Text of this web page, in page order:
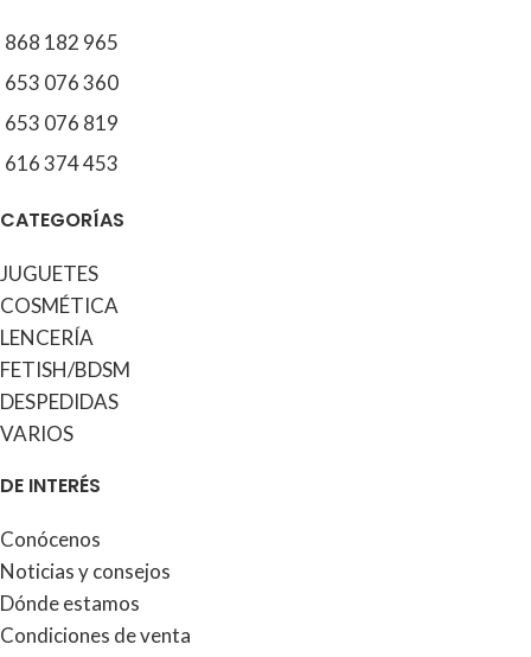
868 182 965
653 076 360
653 076 819
616 374 453
CATEGORÍAS
JUGUETES
COSMÉTICA
LENCERÍA
FETISH/BDSM
DESPEDIDAS
VARIOS
DE INTERÉS
Conócenos
Noticias y consejos
Dónde estamos
Condiciones de venta